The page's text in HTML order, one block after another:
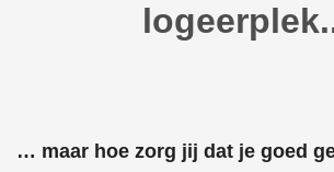
… maar hoe zorg jij dat je goed